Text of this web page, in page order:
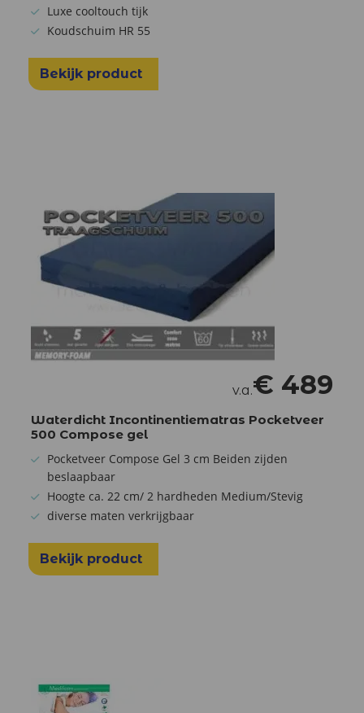
Luxe cooltouch tijk
Koudschuim HR 55
Bekijk product
v.a.€ 489
Waterdicht Incontinentiematras Pocketveer
500 Compose gel
Pocketveer Compose Gel 3 cm Beiden zijden
beslaapbaar
Hoogte ca. 22 cm/ 2 hardheden Medium/Stevig
diverse maten verkrijgbaar
Bekijk product